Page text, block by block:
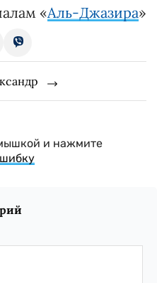
«Аль-Джазира»
и нажмите